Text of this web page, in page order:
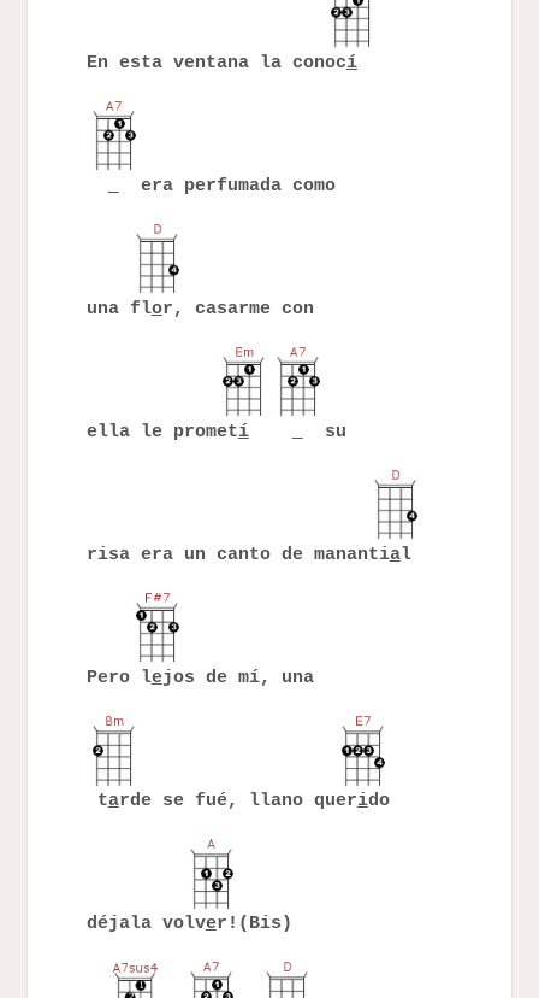
En esta ventana la conocí
era perfumada como
una flor, casarme con
ella le prometí su
risa era un canto de manantial
Pero lejos de mí, una
tarde se fué, llano querido
déjala volver!(Bis)